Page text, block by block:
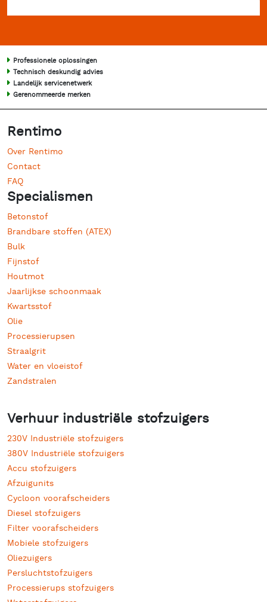
Professionele oplossingen
Technisch deskundig advies
Landelijk servicenetwerk
Gerenommeerde merken
Rentimo
Over Rentimo
Contact
FAQ
Specialismen
Betonstof
Brandbare stoffen (ATEX)
Bulk
Fijnstof
Houtmot
Jaarlijkse schoonmaak
Kwartsstof
Olie
Processierupsen
Straalgrit
Water en vloeistof
Zandstralen
Verhuur industriële stofzuigers
230V Industriële stofzuigers
380V Industriële stofzuigers
Accu stofzuigers
Afzuigunits
Cycloon voorafscheiders
Diesel stofzuigers
Filter voorafscheiders
Mobiele stofzuigers
Oliezuigers
Persluchtstofzuigers
Processierups stofzuigers